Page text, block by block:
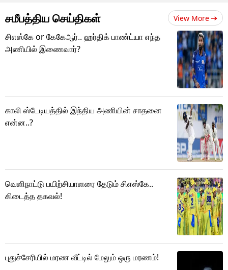
சமீபத்திய செய்திகள் View More
சிஎஸ்கே or கேகேஆர்.. ஹர்திக் பாண்ட்யா எந்த
அணியில் இணைவார்?
காலி ஸ்டேடியத்தில் இந்திய அணியின் சாதனை
என்ன..?
வெளிநாட்டு பயிற்சியாளரை தேடும் சிஎஸ்கே..
கிடைத்த தகவல்!
புதுச்சேரியில் மரண வீட்டில் மேலும் ஒரு மரணம்!